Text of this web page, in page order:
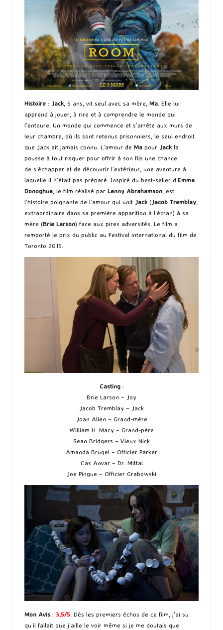
Histoire : Jack , 5 ans, vit seul avec sa mère, Ma . Elle lui
apprend à jouer, à rire et à comprendre le monde qui
l’entoure. Un monde qui commence et s’arrête aux murs de
leur chambre, où ils sont retenus prisonniers, le seul endroit
que Jack ait jamais connu. L’amour de Ma pour Jack la
pousse à tout risquer pour offrir à son fils une chance
de s’échapper et de découvrir l’extérieur, une aventure à
laquelle il n’était pas préparé. Inspiré du best-seller d’Emma
Donoghue , le film réalisé par Lenny Abrahamson , est
l’histoire poignante de l’amour qui unit Jack (Jacob Tremblay
extraordinaire dans sa première apparition à l’écran) à sa
mère (Brie Larson) face aux pires adversités. Le film a
remporté le prix du public au Festival international du film de
Toronto 2015.
Casting:
Brie Larson – Joy
Jacob Tremblay – Jack
Joan Allen – Grand-mère
William H. Macy – Grand-père
Sean Bridgers – Vieux Nick
Amanda Brugel – Officier Parker
Cas Anvar – Dr. Mittal
Joe Pingue – Officier Grabowski
Mon Avis : 3,5/5 . Dès les premiers échos de ce film, j’ai su
qu’il fallait que j’aille le voir même si je me doutais que